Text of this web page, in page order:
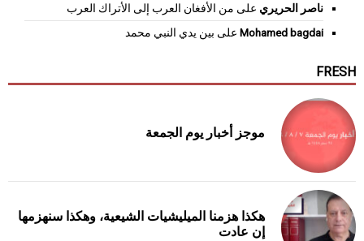
ناصر الحريري على من الأفغان العرب إلى الأتراك العرب
Mohamed bagdai على بين يدي النبي محمد
FRESH
موجز أخبار يوم الجمعة
هكذا هزمنا الميليشيات الشيعية، وهكذا سنهزمها
إن عادت